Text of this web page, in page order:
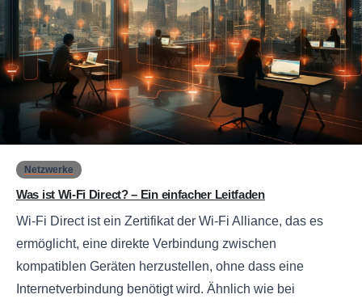
0
Netzwerke
Was ist Wi-Fi Direct? – Ein einfacher Leitfaden
Wi-Fi Direct ist ein Zertifikat der Wi-Fi Alliance, das es
ermöglicht, eine direkte Verbindung zwischen
kompatiblen Geräten herzustellen, ohne dass eine
Internetverbindung benötigt wird. Ähnlich wie bei